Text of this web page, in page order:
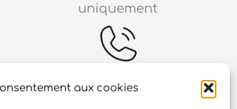
aux cookies
uniquement